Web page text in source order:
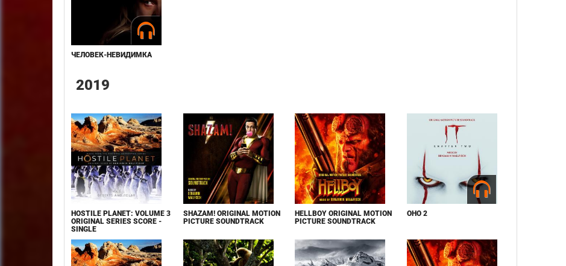
ЧЕЛОВЕК-НЕВИДИМКА
2019
HOSTILE PLANET: VOLUME 3
ORIGINAL SERIES SCORE -
SINGLE
SHAZAM! ORIGINAL MOTION
PICTURE SOUNDTRACK
HELLBOY ORIGINAL MOTION
PICTURE SOUNDTRACK
ОНО 2